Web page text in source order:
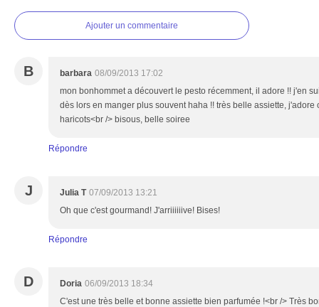
Ajouter un commentaire
B barbara 08/09/2013 17:02
mon bonhommet a découvert le pesto récemment, il adore !! j'en
dès lors en manger plus souvent haha !! très belle assiette, j'adore
haricots<br /> bisous, belle soiree
Répondre
J Julia T 07/09/2013 13:21
Oh que c'est gourmand! J'arriiiiiive! Bises!
Répondre
D Doria 06/09/2013 18:34
C'est une très belle et bonne assiette bien parfumée !<br /> Très